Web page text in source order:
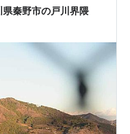
秦野市の戸川界隈